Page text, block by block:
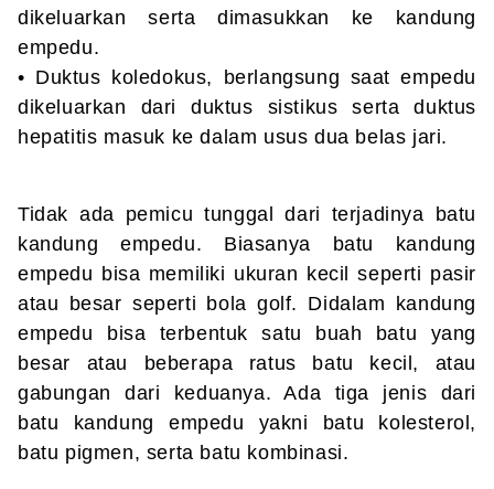
dikeluarkan serta dimasukkan ke kandung
empedu.
• Duktus koledokus, berlangsung saat empedu
dikeluarkan dari duktus sistikus serta duktus
hepatitis masuk ke dalam usus dua belas jari.
Tidak ada pemicu tunggal dari terjadinya batu
kandung empedu. Biasanya batu kandung
empedu bisa memiliki ukuran kecil seperti pasir
atau besar seperti bola golf. Didalam kandung
empedu bisa terbentuk satu buah batu yang
besar atau beberapa ratus batu kecil, atau
gabungan dari keduanya. Ada tiga jenis dari
batu kandung empedu yakni batu kolesterol,
batu pigmen, serta batu kombinasi.